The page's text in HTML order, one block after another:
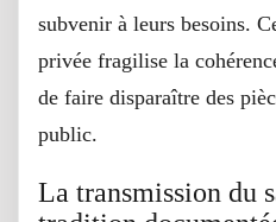
subvenir à leurs besoins.
privée fragilise la
de faire disparaître des
public.
La transmission du